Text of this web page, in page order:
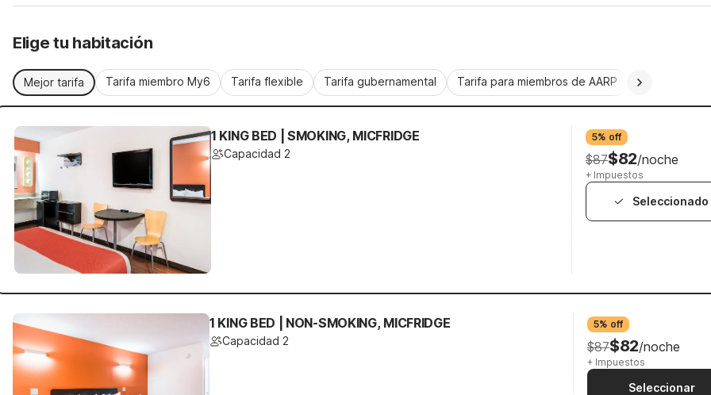
Elige tu habitación
Mejor tarifa Tarifa miembro My6 Tarifa flexible Tarifa gubernamental Tarifa para miembros de AARP
1 KING BED | SMOKING, MICFRIDGE
Capacidad 2
5% off
$87$82/noche
+ Impuestos
Seleccionado
1 KING BED | NON-SMOKING, MICFRIDGE
Capacidad 2
5% off
$87$82/noche
+ Impuestos
Seleccionar